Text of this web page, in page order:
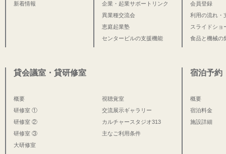
新着情報
企業・起業サポートリンク
異業種交流会
恵庭起業塾
センタービルの支援機能
会員登録
利用の流れ・
スライドショ
食品と機械の
貸会議室・貸研修室
概要
研修室 ①
研修室 ②
研修室 ③
大研修室
視聴覚室
交流展示ギャラリー
カルチャースタジオ313
主なご利用条件
宿泊予約
概要
宿泊料金
施設詳細